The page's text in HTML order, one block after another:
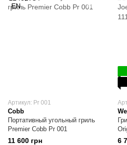
Артикул: Pr 001
Cobb
Портативный угольный гриль
Premier Cobb Pr 001
11 600 грн 6